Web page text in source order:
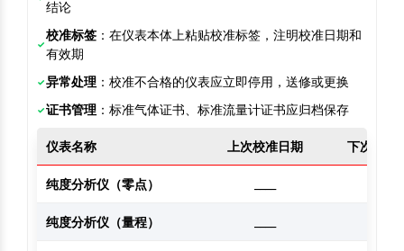
结论
校准标签 ：在仪表本体上粘贴校准标签，注明校准日期和
有效期
异常处理 ：校准不合格的仪表应立即停用，送修或更换
证书管理 ：标准气体证书、标准流量计证书应归档保存
仪表名称 上次校准日期 下次校准
纯度分析仪（零点）
纯度分析仪（量程）